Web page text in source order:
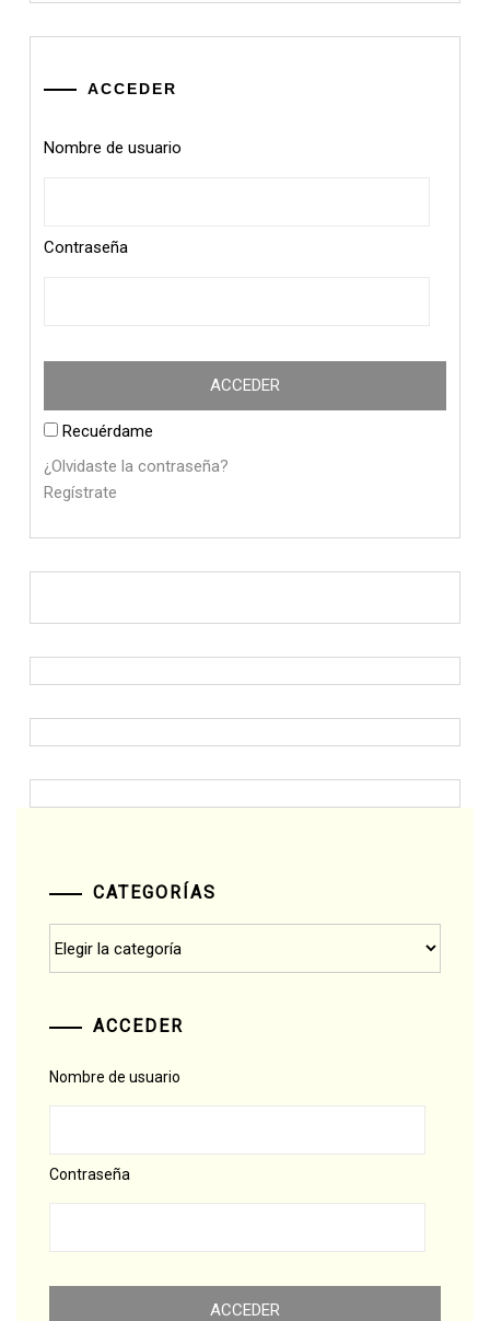
ACCEDER
Nombre de usuario
Contraseña
Recuérdame
¿Olvidaste la contraseña?
Regístrate
CATEGORÍAS
ACCEDER
Nombre de usuario
Contraseña